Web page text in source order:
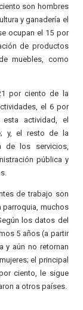
son hombres
y ganadería el
ocupan el 15 por
de productos
muebles, como
por ciento de la
el 6 por
actividad, el
y, el resto de la
de los servicios,
pública y
de trabajo son
parroquia, muchos
los datos del
5 años (a partir
y aún no retornan
el principal
ciento, le sigue
a otros países.